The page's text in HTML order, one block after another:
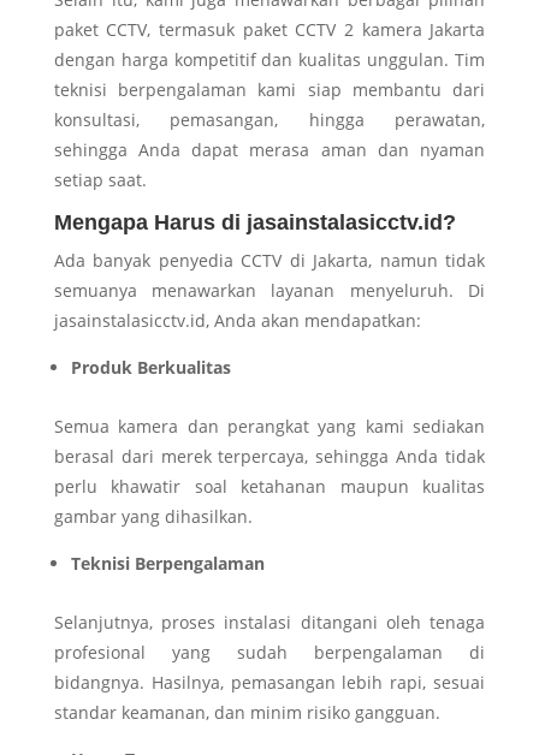
paket CCTV, termasuk paket CCTV 2 kamera Jakarta
dengan harga kompetitif dan kualitas unggulan. Tim
teknisi berpengalaman kami siap membantu dari
konsultasi, pemasangan, hingga perawatan,
sehingga Anda dapat merasa aman dan nyaman
setiap saat.
Mengapa Harus di jasainstalasicctv.id?
Ada banyak penyedia CCTV di Jakarta, namun tidak
semuanya menawarkan layanan menyeluruh. Di
jasainstalasicctv.id, Anda akan mendapatkan:
Produk Berkualitas
Semua kamera dan perangkat yang kami sediakan
berasal dari merek terpercaya, sehingga Anda tidak
perlu khawatir soal ketahanan maupun kualitas
gambar yang dihasilkan.
Teknisi Berpengalaman
Selanjutnya, proses instalasi ditangani oleh tenaga
profesional yang sudah berpengalaman di
bidangnya. Hasilnya, pemasangan lebih rapi, sesuai
standar keamanan, dan minim risiko gangguan.